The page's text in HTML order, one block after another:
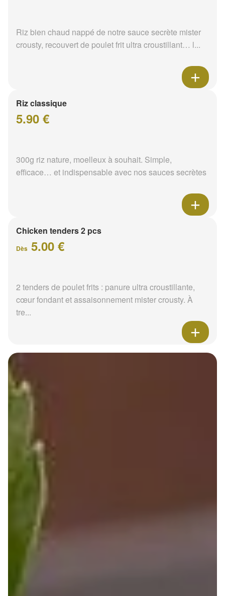
Riz bien chaud nappé de notre sauce secrète mister
crousty, recouvert de poulet frit ultra croustillant… l...
Riz classique
5.90 €
300g riz nature, moelleux à souhait. Simple,
efficace… et indispensable avec nos sauces secrètes
Chicken tenders 2 pcs
Dès 5.00 €
2 tenders de poulet frits : panure ultra croustillante,
cœur fondant et assaisonnement mister crousty. À
tre...